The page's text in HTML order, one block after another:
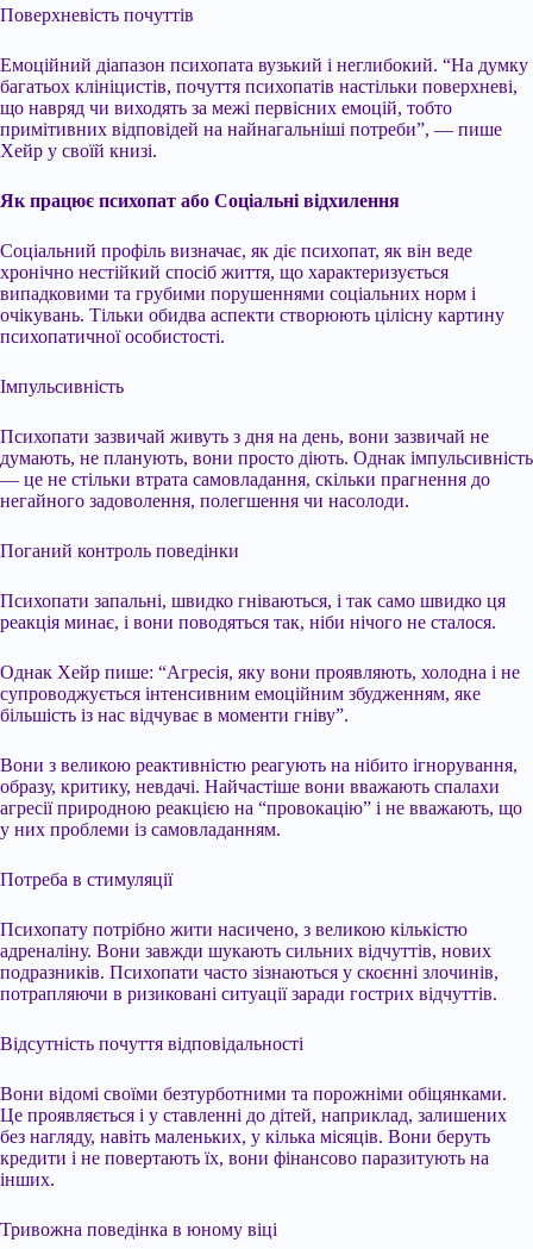
Поверхневість почуттів
Емоційний діапазон психопата вузький і неглибокий. “На думку
багатьох клініцистів, почуття психопатів настільки поверхневі,
що навряд чи виходять за межі первісних емоцій, тобто
примітивних відповідей на найнагальніші потреби”, — пише
Хейр у своїй книзі.
Як працює психопат або Соціальні відхилення
Соціальний профіль визначає, як діє психопат, як він веде
хронічно нестійкий спосіб життя, що характеризується
випадковими та грубими порушеннями соціальних норм і
очікувань. Тільки обидва аспекти створюють цілісну картину
психопатичної особистості.
Імпульсивність
Психопати зазвичай живуть з дня на день, вони зазвичай не
думають, не планують, вони просто діють. Однак імпульсивність
— це не стільки втрата самовладання, скільки прагнення до
негайного задоволення, полегшення чи насолоди.
Поганий контроль поведінки
Психопати запальні, швидко гніваються, і так само швидко ця
реакція минає, і вони поводяться так, ніби нічого не сталося.
Однак Хейр пише: “Агресія, яку вони проявляють, холодна і не
супроводжується інтенсивним емоційним збудженням, яке
більшість із нас відчуває в моменти гніву”.
Вони з великою реактивністю реагують на нібито ігнорування,
образу, критику, невдачі. Найчастіше вони вважають спалахи
агресії природною реакцією на “провокацію” і не вважають, що
у них проблеми із самовладанням.
Потреба в стимуляції
Психопату потрібно жити насичено, з великою кількістю
адреналіну. Вони завжди шукають сильних відчуттів, нових
подразників. Психопати часто зізнаються у скоєнні злочинів,
потрапляючи в ризиковані ситуації заради гострих відчуттів.
Відсутність почуття відповідальності
Вони відомі своїми безтурботними та порожніми обіцянками.
Це проявляється і у ставленні до дітей, наприклад, залишених
без нагляду, навіть маленьких, у кілька місяців. Вони беруть
кредити і не повертають їх, вони фінансово паразитують на
інших.
Тривожна поведінка в юному віці